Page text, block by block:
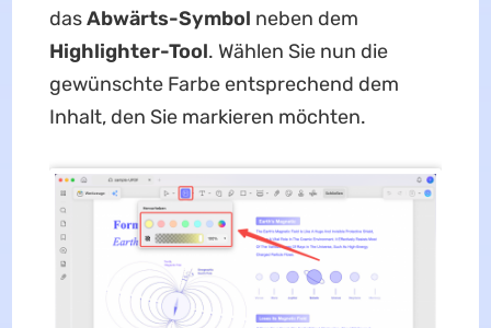
dasAbwärts-Symbol neben dem
Highlighter-Tool. Wählen Sie nun die
gewünschte Farbe entsprechend dem
Inhalt, den Sie markieren möchten.